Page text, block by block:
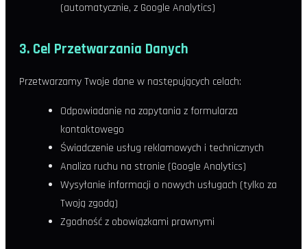
(automatycznie, z Google Analytics)
3. Cel Przetwarzania Danych
Przetwarzamy Twoje dane w następujących celach:
Odpowiadanie na zapytania z formularza
kontaktowego
Świadczenie usług reklamowych i technicznych
Analiza ruchu na stronie (Google Analytics)
Wysyłanie informacji o nowych usługach (tylko za
Twoją zgodą)
Zgodność z obowiązkami prawnymi